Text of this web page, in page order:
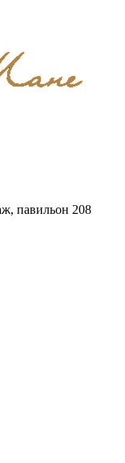
павильон 208